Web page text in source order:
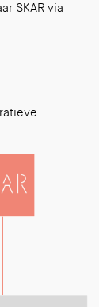
SKAR via